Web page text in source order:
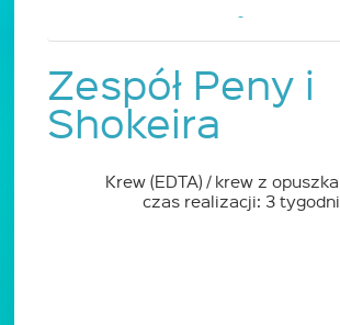
Zespół Peny i
Shokeira
Krew (EDTA) / krew z
czas realizacji: 3